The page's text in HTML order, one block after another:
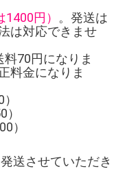
円） 。発送は
は対応できませ
料70円になりま
料金になりま
）
送させていただき